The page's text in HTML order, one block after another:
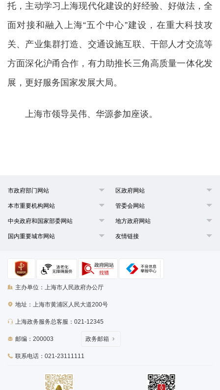
托，主动学习上海现代化建设的好经验、好做法，全
面对接和融入上海“五个中心”建设，在重大科技攻
关、产业集群打造、交通设施互联、干部人才交流等
方面深化沪甬合作，有力助推长三角高质量一体化发
展，更好服务国家发展大局。
上海市领导吴伟、华源参加座谈。
市政府部门网站 区政府网站
本市重要机构网站 管委会网站
中央政府和国家部委网站 地方政府网站
国内重要城市网站 友情链接
主办单位：上海市人民政府办公厅
地址：上海市黄浦区人民大道200号
上海政务服务总客服：021-12345
邮编：200003
联系电话：021-23111111
政务邮箱